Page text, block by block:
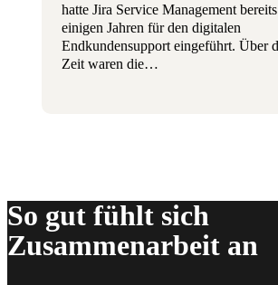
hatte Jira Service Management
einigen Jahren für den digitalen
Endkundensupport eingeführt. Über
Zeit waren die…
So gut fühlt sich
Zusammenarbeit an